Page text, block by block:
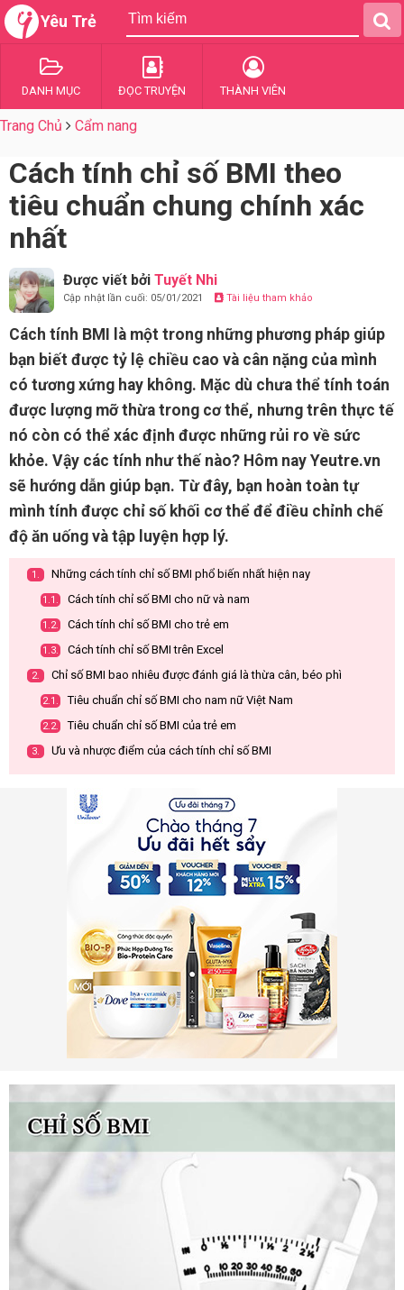
Yêu Trẻ
DANH MỤC ĐỌC TRUYỆN THÀNH VIÊN
Trang Chủ Cẩm nang
Cách tính chỉ số BMI theo
tiêu chuẩn chung chính xác
nhất
Được viết bởi Tuyết Nhi
Cập nhật lần cuối: 05/01/2021 Tài liệu tham khảo
Cách tính BMI là một trong những phương pháp giúp
bạn biết được tỷ lệ chiều cao và cân nặng của mình
có tương xứng hay không. Mặc dù chưa thể tính toán
được lượng mỡ thừa trong cơ thể, nhưng trên thực tế
nó còn có thể xác định được những rủi ro về sức
khỏe. Vậy các tính như thế nào? Hôm nay Yeutre.vn
sẽ hướng dẫn giúp bạn. Từ đây, bạn hoàn toàn tự
mình tính được chỉ số khối cơ thể để điều chỉnh chế
độ ăn uống và tập luyện hợp lý.
1. Những cách tính chỉ số BMI phổ biến nhất hiện nay
1.1. Cách tính chỉ số BMI cho nữ và nam
1.2. Cách tính chỉ số BMI cho trẻ em
1.3. Cách tính chỉ số BMI trên Excel
2. Chỉ số BMI bao nhiêu được đánh giá là thừa cân, béo phì
2.1. Tiêu chuẩn chỉ số BMI cho nam nữ Việt Nam
2.2. Tiêu chuẩn chỉ số BMI của trẻ em
3. Ưu và nhược điểm của cách tính chỉ số BMI